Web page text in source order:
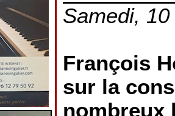
Samedi,
François
sur la
nombreux